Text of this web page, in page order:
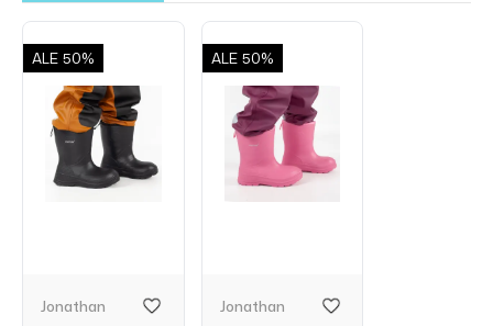
ALE 50%
Jonathan
ALE 50%
Jonathan